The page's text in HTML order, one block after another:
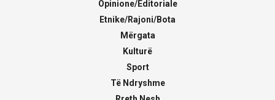
Opinione/Editoriale
Etnike/Rajoni/Bota
Mërgata
Kulturë
Sport
Të Ndryshme